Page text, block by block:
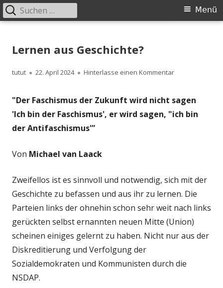
zum
Primäres
Menü
Suchen
nach:
Lernen aus Geschichte?
Autor
tutut
Veröffentlicht
22. April 2024 Hinterlasse einen Kommentarzu Lernen aus
"Der Faschismus der Zukunft wird nicht sagen
'Ich bin der Faschismus', er wird sagen, "ich bin
der Antifaschismus'”
Von Michael van Laack
Zweifellos ist es sinnvoll und notwendig, sich mit der
Geschichte zu befassen und aus ihr zu lernen. Die
Parteien links der ohnehin schon sehr weit nach links
gerückten selbst ernannten neuen Mitte (Union)
scheinen einiges gelernt zu haben. Nicht nur aus der
Diskreditierung und Verfolgung der
Sozialdemokraten und Kommunisten durch die
NSDAP.